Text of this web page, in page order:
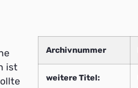
ist
Archivnummer
weitere Titel: